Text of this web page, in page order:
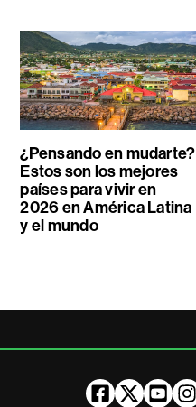
¿Pensando en mudarte?
Estos son los mejores
países para vivir en
2026 en América Latina
y el mundo